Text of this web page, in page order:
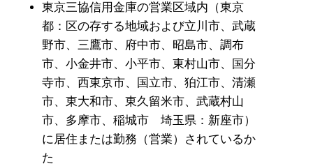
東京三協信用金庫の営業区域内（東京
都：区の存する地域および立川市、武蔵
野市、三鷹市、府中市、昭島市、調布
市、小金井市、小平市、東村山市、国分
寺市、西東京市、国立市、狛江市、清瀬
市、東大和市、東久留米市、武蔵村山
市、多摩市、稲城市 埼玉県：新座市）
に居住または勤務（営業）されているか
た